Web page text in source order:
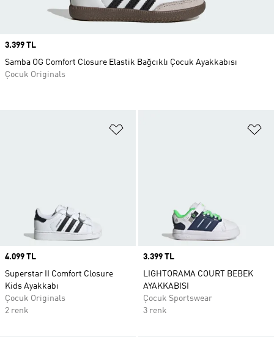
Price
4.099 TL
Superstar II Comfort Closure
Kids Ayakkabı
Çocuk Originals
2 renk
Price
3.399 TL
LIGHTORAMA COURT BEBEK
AYAKKABISI
Çocuk Sportswear
3 renk
Price
3.399 TL
Samba OG Comfort Closure Elastik Bağcıklı Çocuk Ayakkabısı
Çocuk Originals